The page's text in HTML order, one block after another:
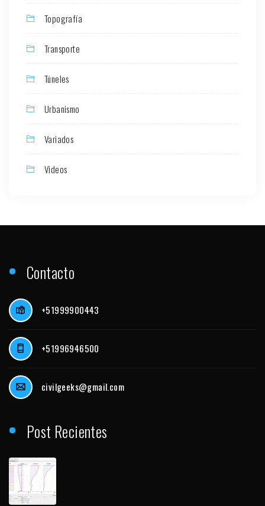
Topografía
Transporte
Túneles
Urbanismo
Variados
Videos
Contacto
+51999900443
+51996946500
civilgeeks@gmail.com
Post Recientes